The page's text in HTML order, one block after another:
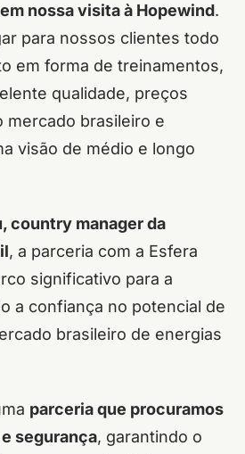
nossa visita à Hopewind.
para nossos clientes todo
em forma de treinamentos,
qualidade, preços
mercado brasileiro e
visão de médio e longo
country manager da
, a parceria com a Esfera
significativo para a
a confiança no potencial de
brasileiro de energias
parceria que procuramos
segurança, garantindo o